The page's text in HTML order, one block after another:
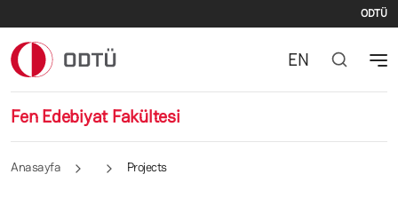
ODTÜ
Fen Edebiyat Fakültesi
EN
Anasayfa Projects